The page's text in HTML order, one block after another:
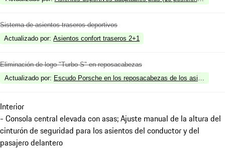
Sistema de asientos traseros deportivos
Actualizado por: Asientos confort traseros 2+1
Eliminación de logo "Turbo S" en reposacabezas
Actualizado por: Escudo Porsche en los reposacabezas de los asientos
Interior
- Consola central elevada con asas; Ajuste manual de la altura del
cinturón de seguridad para los asientos del conductor y del
pasajero delantero